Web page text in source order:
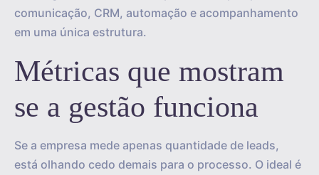
comunicação, CRM, automação e acompanhamento
em uma única estrutura.
Métricas que mostram
se a gestão funciona
Se a empresa mede apenas quantidade de leads,
está olhando cedo demais para o processo. O ideal é